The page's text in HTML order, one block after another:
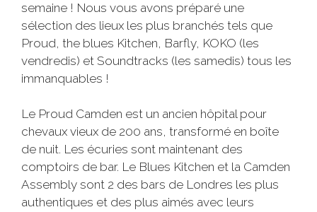
semaine ! Nous vous avons préparé une
sélection des lieux les plus branchés tels que
Proud, the blues Kitchen, Barfly, KOKO (les
vendredis) et Soundtracks (les samedis) tous les
immanquables !
Le Proud Camden est un ancien hôpital pour
chevaux vieux de 200 ans, transformé en boîte
de nuit. Les écuries sont maintenant des
comptoirs de bar. Le Blues Kitchen et la Camden
Assembly sont 2 des bars de Londres les plus
authentiques et des plus aimés avec leurs